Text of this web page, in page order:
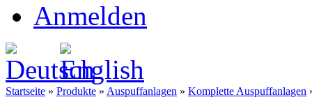
Anmelden
Startseite » Produkte » Auspuffanlagen » Komplette Auspuffanlagen